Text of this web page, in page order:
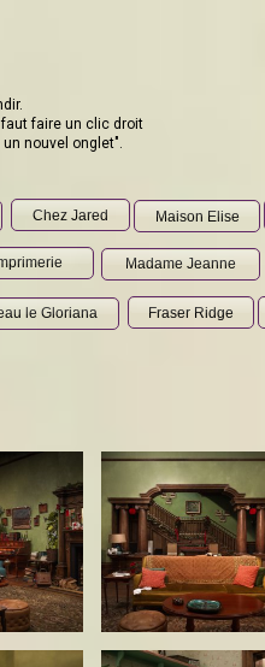
Chez Jared Maison Elise
le Gloriana Fraser Ridge
Madame Jeanne
faire un clic droit
nouvel onglet".